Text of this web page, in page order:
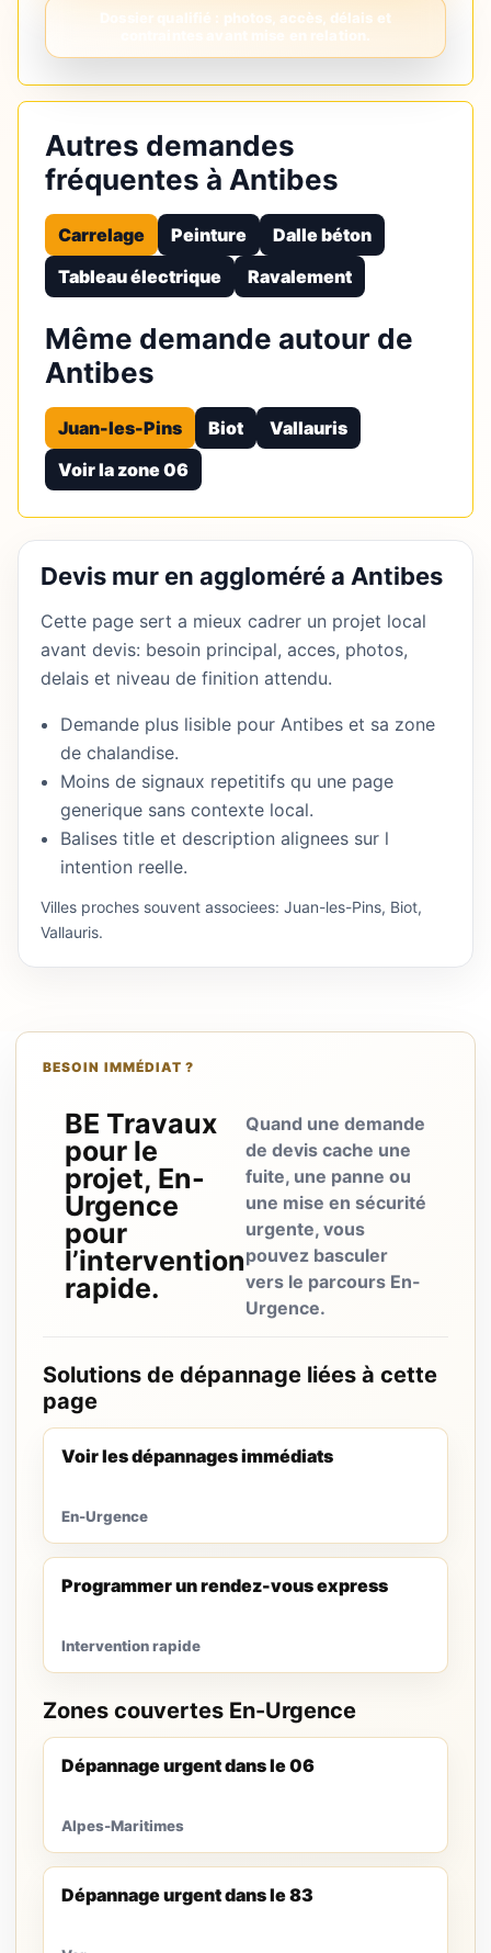
Autres demandes
fréquentes à Antibes
Carrelage Peinture
Dalle béton
Tableau électrique
Ravalement
Même demande autour de
Antibes
Juan-les-Pins Biot
Vallauris
Voir la zone 06
Devis mur en aggloméré a Antibes
Cette page sert a mieux cadrer un projet local
avant devis: besoin principal, acces, photos,
delais et niveau de finition attendu.
Demande plus lisible pour Antibes et sa zone
de chalandise.
Moins de signaux repetitifs qu une page
generique sans contexte local.
Balises title et description alignees sur l
intention reelle.
Villes proches souvent associees: Juan-les-Pins, Biot,
Vallauris.
BESOIN IMMÉDIAT ?
BE Travaux
pour le
projet, En-
Urgence
pour
l’intervention
rapide.
Quand une demande
de devis cache une
fuite, une panne ou
une mise en sécurité
urgente, vous
pouvez basculer
vers le parcours En-
Urgence.
Solutions de dépannage liées à cette
page
Voir les dépannages immédiats
En-Urgence
Programmer un rendez-vous express
Intervention rapide
Zones couvertes En-Urgence
Dépannage urgent dans le 06
Alpes-Maritimes
Dépannage urgent dans le 83